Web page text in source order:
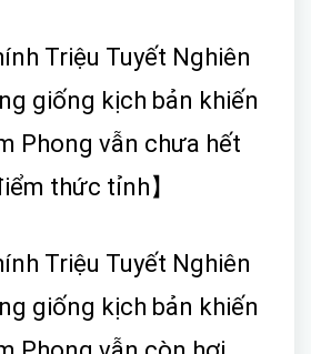
Triệu Tuyết Nghiên
giống kịch bản khiến
Phong vẫn chưa hết
thức tỉnh】
Triệu Tuyết Nghiên
giống kịch bản khiến